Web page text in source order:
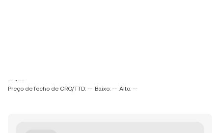
-- ~ --
Preço de fecho de CRO/TTD: -- Baixo: -- Alto: --